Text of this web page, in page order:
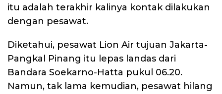
itu adalah terakhir kalinya kontak dilakukan
dengan pesawat.
Diketahui, pesawat Lion Air tujuan Jakarta-
Pangkal Pinang itu lepas landas dari
Bandara Soekarno-Hatta pukul 06.20.
Namun, tak lama kemudian, pesawat hilang